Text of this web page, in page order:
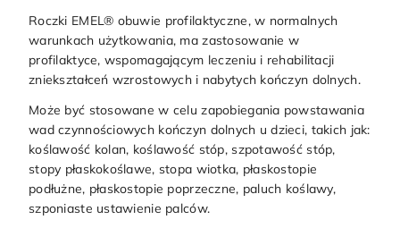
Roczki EMEL® obuwie profilaktyczne, w normalnych
warunkach użytkowania, ma zastosowanie w
profilaktyce, wspomagającym leczeniu i rehabilitacji
zniekształceń wzrostowych i nabytych kończyn dolnych.
Może być stosowane w celu zapobiegania powstawania
wad czynnościowych kończyn dolnych u dzieci, takich jak:
koślawość kolan, koślawość stóp, szpotawość stóp,
stopy płaskokoślawe, stopa wiotka, płaskostopie
podłużne, płaskostopie poprzeczne, paluch koślawy,
szponiaste ustawienie palców.